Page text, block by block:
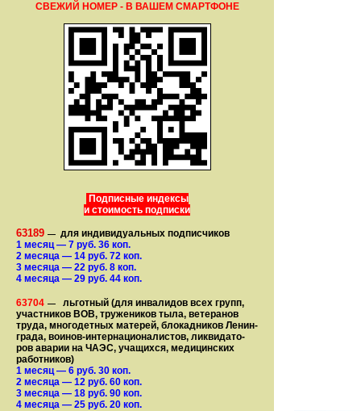
СВЕЖИЙ НОМЕР - В ВАШЕМ СМАРТФОНЕ
Подписные индексы
и стоимость подписки
63189 — для индивидуальных подписчиков
1 месяц— 7 руб. 36 коп.
2 месяца — 14 руб. 72 коп.
3 месяца — 22 руб. 8 коп.
4 месяца — 29 руб. 44 коп.
63704 —
льготный (для ин­ва­лидов всех групп,
участ­ников ВОВ, труже­ни­ков тыла, ветеранов
труда, мно­го­­детных матерей, бло­­кад­ни­ков Ле­нин­
града, воинов-интернаци­о­на­­ли­стов, лик­ви­да­то­
ров аварии на ЧАЭС, уча­щихся, медицинских
работников)
1 месяц— 6 руб. 30 коп.
2 месяца — 12 руб. 60 коп.
3 месяца — 18 руб. 90 коп.
4 месяца — 25 руб. 20 коп.